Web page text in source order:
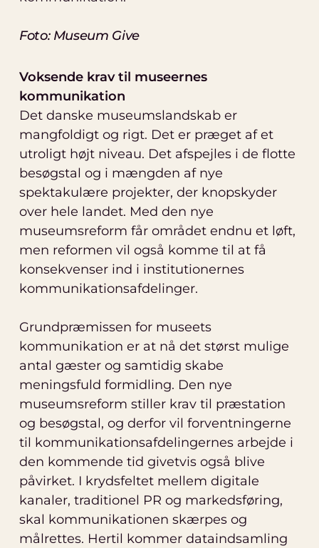
Foto: Museum Give
Voksende krav til museernes
kommunikation
Det danske museumslandskab er
mangfoldigt og rigt. Det er præget af et
utroligt højt niveau. Det afspejles i de flotte
besøgstal og i mængden af nye
spektakulære projekter, der knopskyder
over hele landet. Med den nye
museumsreform får området endnu et løft,
men reformen vil også komme til at få
konsekvenser ind i institutionernes
kommunikationsafdelinger.
Grundpræmissen for museets
kommunikation er at nå det størst mulige
antal gæster og samtidig skabe
meningsfuld formidling. Den nye
museumsreform stiller krav til præstation
og besøgstal, og derfor vil forventningerne
til kommunikationsafdelingernes arbejde i
den kommende tid givetvis også blive
påvirket. I krydsfeltet mellem digitale
kanaler, traditionel PR og markedsføring,
skal kommunikationen skærpes og
målrettes. Hertil kommer dataindsamling